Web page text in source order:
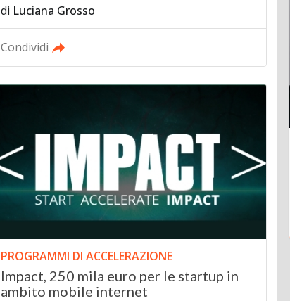
di Luciana Grosso
Condividi
PROGRAMMI DI ACCELERAZIONE
Impact, 250 mila euro per le startup in
ambito mobile internet